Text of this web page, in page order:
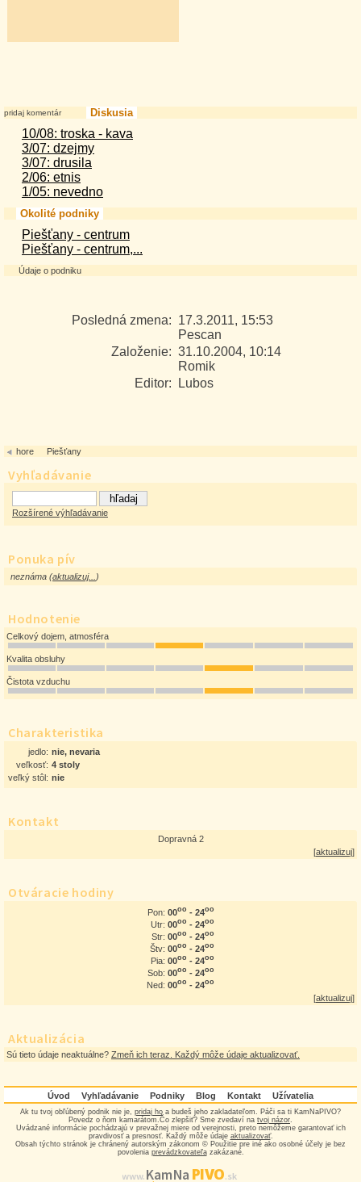
Vyhľadávanie
Rozšírené výhľadávanie
Ponuka pív
neznáma (aktualizuj... )
Hodnotenie
Celkový dojem, atmosféra
Kvalita obsluhy
Čistota vzduchu
Charakteristika
jedlo: nie, nevaria
veľkosť: 4 stoly
veľký stôl: nie
Kontakt
Dopravná 2
[aktualizuj]
Otváracie hodiny
Pon: 00oo - 24oo
Utr: 00oo - 24oo
Str: 00oo - 24oo
Štv: 00oo - 24oo
Pia: 00oo - 24oo
Sob: 00oo - 24oo
Ned: 00oo - 24oo
[aktualizuj]
Aktualizácia
Sú tieto údaje neaktuálne? Zmeň ich teraz. Každý môže údaje aktualizovať.
pridaj komentár Diskusia
10/08: troska - kava
3/07: dzejmy
3/07: drusila
2/06: etnis
1/05: nevedno
Okolité podniky
Piešťany - centrum
Piešťany - centrum,...
Údaje o podniku
Posledná zmena: 17.3.2011, 15:53
Pescan
Založenie: 31.10.2004, 10:14
Romik
Editor:
Lubos
hore Piešťany
Úvod Vyhľadávanie Podniky Blog Kontakt Užívatelia
Ak tu tvoj obľúbený podnik nie je, pridaj ho a budeš jeho zakladateľom. Páči sa ti KamNaPIVO?
Povedz o ňom kamarátom.Čo zlepšiť? Sme zvedaví na tvoj názor.
Uvádzané informácie pochádzajú v prevažnej miere od verejnosti, preto nemôžeme garantovať ich
pravdivosť a presnosť. Každý môže údaje aktualizovať.
Obsah týchto stránok je chránený autorským zákonom © Použitie pre iné ako osobné účely je bez
povolenia prevádzkovateľazakázané.
www.Kam Na PIVO.sk